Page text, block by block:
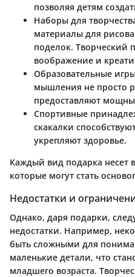
позволяя детям
Наборы для
материалы для
поделок. Творческий
воображение и
Образовательные
мышления не просто
предоставляют
Спортивные
скакалки
укрепляют здоровье.
Каждый вид подарка несет
которые могут стать
Недостатки и
Однако, даря подарки,
недостатки. Например,
быть сложными для
маленькие детали, что
младшего возраста.